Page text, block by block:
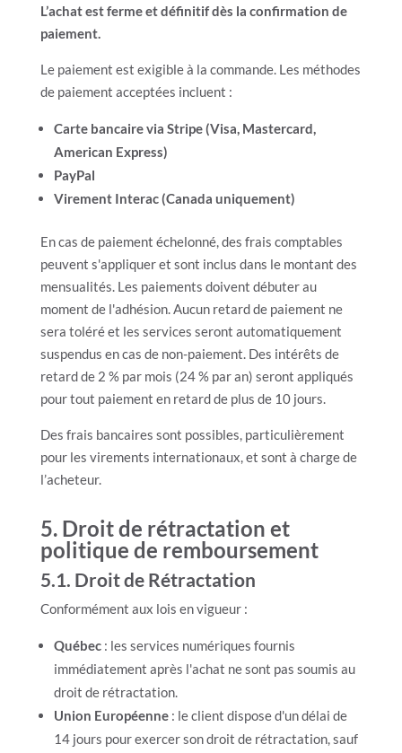
L’achat est ferme et définitif dès la confirmation de
paiement.
Le paiement est exigible à la commande. Les méthodes
de paiement acceptées incluent :
Carte bancaire via Stripe (Visa, Mastercard,
American Express)
PayPal
Virement Interac (Canada uniquement)
En cas de paiement échelonné, des frais comptables
peuvent s'appliquer et sont inclus dans le montant des
mensualités. Les paiements doivent débuter au
moment de l'adhésion. Aucun retard de paiement ne
sera toléré et les services seront automatiquement
suspendus en cas de non-paiement. Des intérêts de
retard de 2 % par mois (24 % par an) seront appliqués
pour tout paiement en retard de plus de 10 jours.
Des frais bancaires sont possibles, particulièrement
pour les virements internationaux, et sont à charge de
l’acheteur.
5. Droit de rétractation et
politique de remboursement
5.1. Droit de Rétractation
Conformément aux lois en vigueur :
Québec: les services numériques fournis
immédiatement après l'achat ne sont pas soumis au
droit de rétractation.
Union Européenne: le client dispose d'un délai de
14 jours pour exercer son droit de rétractation, sauf